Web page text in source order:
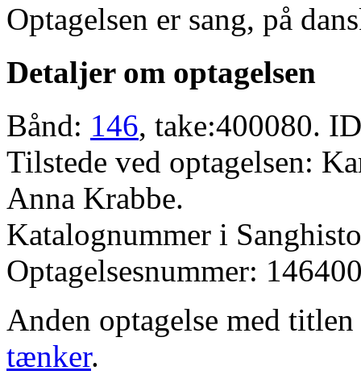
Optagelsen er sang, på
Detaljer om optagelsen
Bånd: 146, take:400080.
Tilstede ved optagelsen:
Anna Krabbe.
Katalognummer i
Optagelsesnummer:
Anden optagelse med titlen
tænker.